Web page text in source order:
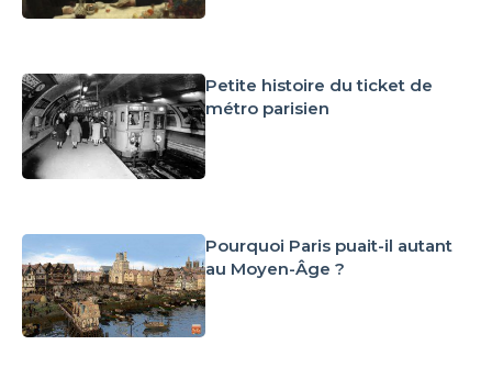
Petite histoire du ticket de
métro parisien
Pourquoi Paris puait-il autant
au Moyen-Âge ?